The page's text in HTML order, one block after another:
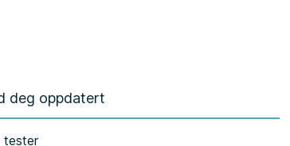
deg oppdatert
tester